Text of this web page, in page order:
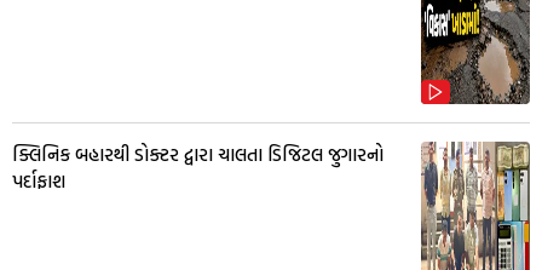
ક્લિનિક બહારથી ડોક્ટર દ્વારા ચાલતા ડિજિટલ જુગારનો
પર્દાફાશ